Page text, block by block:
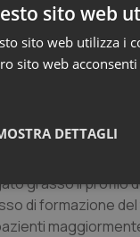
un
e le
alla particolare
potrebbero
diretti,
l'ennesimo
grasso il profilo
di formazione
sito web
sito web utilizza i
sito web
DETTAGLI
Necessari